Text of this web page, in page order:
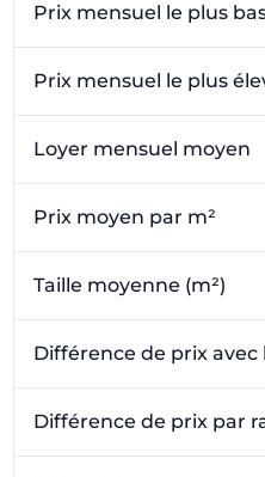
Prix mensuel le plus
Prix mensuel le plus
Loyer mensuel moyen
Prix moyen par m²
Taille moyenne (m²)
Différence de prix
Différence de prix par